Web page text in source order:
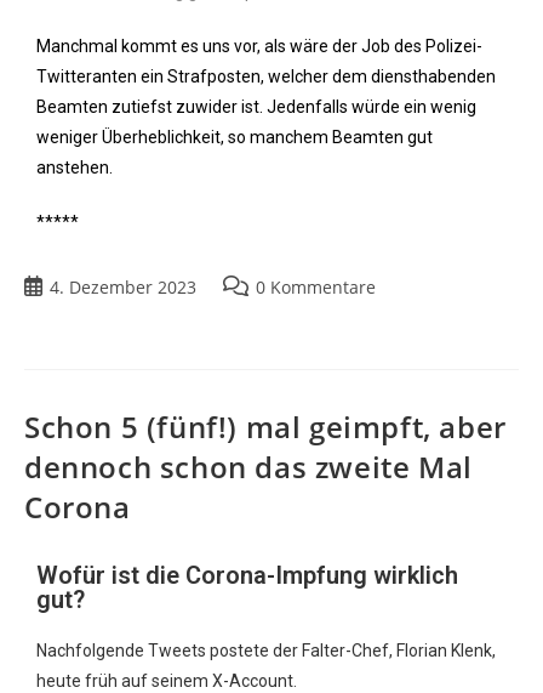
Manchmal kommt es uns vor, als wäre der Job des Polizei-
Twitteranten ein Strafposten, welcher dem diensthabenden
Beamten zutiefst zuwider ist. Jedenfalls würde ein wenig
weniger Überheblichkeit, so manchem Beamten gut
anstehen.
*****
4. Dezember 2023 0 Kommentare
Schon 5 (fünf!) mal geimpft, aber
dennoch schon das zweite Mal
Corona
Wofür ist die Corona-Impfung wirklich
gut?
Nachfolgende Tweets postete der Falter-Chef, Florian Klenk,
heute früh auf seinem X-Account.